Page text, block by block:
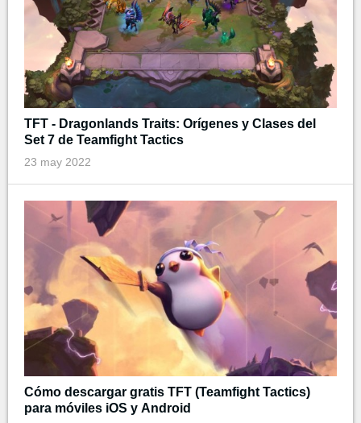
TFT - Dragonlands Traits: Orígenes y Clases del
Set 7 de Teamfight Tactics
23 may 2022
Cómo descargar gratis TFT (Teamfight Tactics)
para móviles iOS y Android